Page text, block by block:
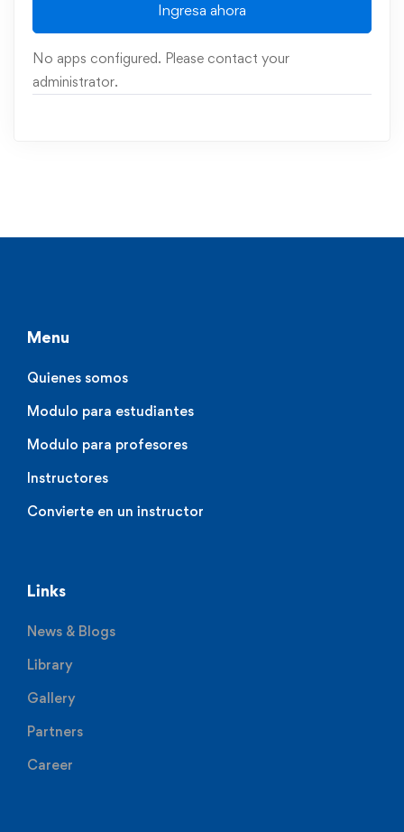
Ingresa ahora
No apps configured. Please contact your
administrator.
Menu
Quienes somos
Modulo para estudiantes
Modulo para profesores
Instructores
Convierte en un instructor
Links
News & Blogs
Library
Gallery
Partners
Career